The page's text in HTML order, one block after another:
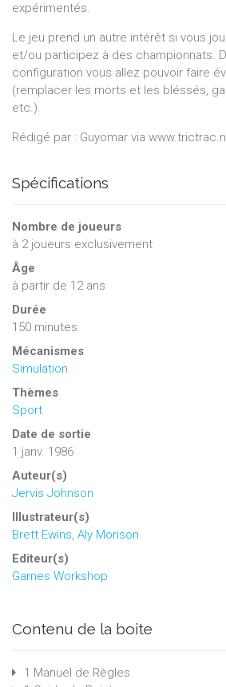
expérimentés.
Le jeu prend un autre intérêt si vous
et/ou participez à des championnats.
configuration vous allez pouvoir faire
(remplacer les morts et les bléssés,
etc.).
Rédigé par : Guyomar via
Spécifications
Nombre de joueurs
à 2joueurs exclusivement
Âge
à partir de 12 ans
Durée
150 minutes
Mécanismes
Simulation
Thèmes
Sport
Date de sortie
1 janv. 1986
Auteur(s)
Jervis Johnson
Illustrateur(s)
Brett Ewins, Aly Morison
Editeur(s)
Games Workshop
Contenu de la boite
1 Manuel de Règles